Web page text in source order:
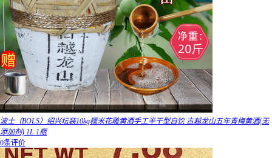
波士（BOLS）绍兴坛装10kg糯米花雕黄酒手工半干型自饮 古越龙山五年青梅黄酒(无
添加剂) 1L 1瓶
0条评价